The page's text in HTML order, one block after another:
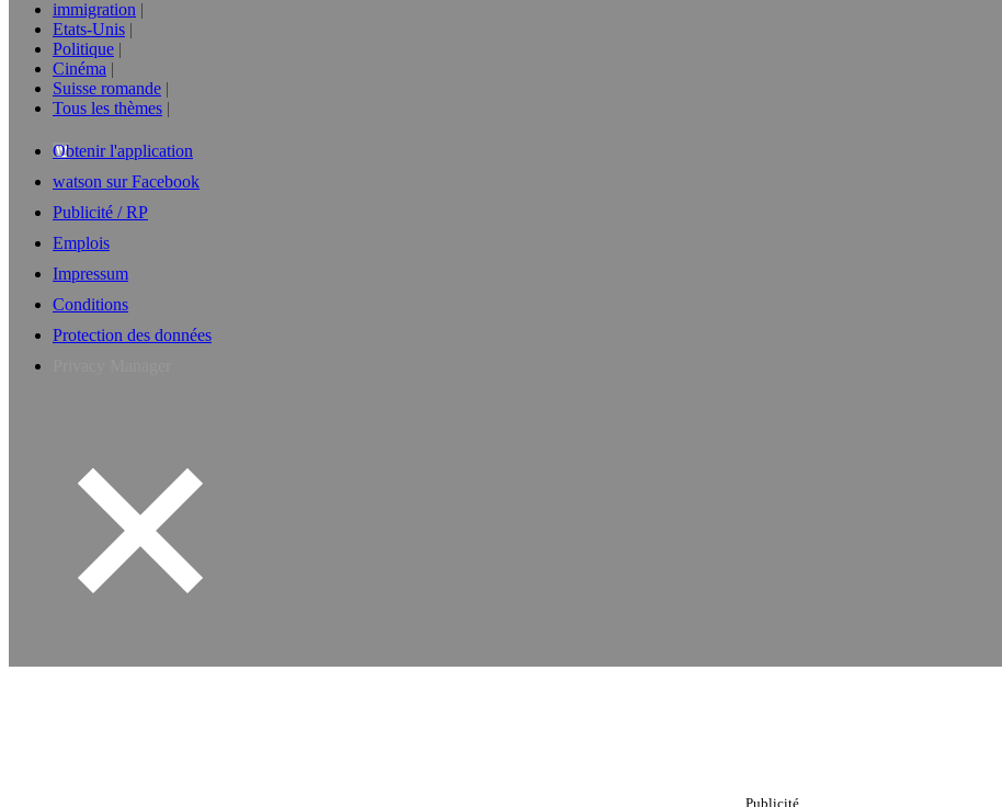
immigration
Etats-Unis
Politique
Cinéma
Suisse romande
Tous les thèmes
Obtenir l'application
watson sur Facebook
Publicité / RP
Emplois
Impressum
Conditions
Protection des données